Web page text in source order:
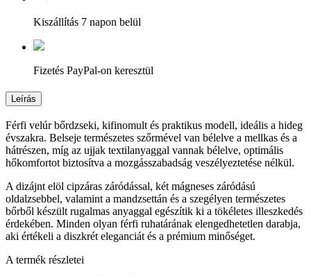
Kiszállítás 7 napon belül
Fizetés PayPal-on keresztül
Leírás
Férfi velúr bőrdzseki, kifinomult és praktikus modell, ideális a hideg
évszakra. Belseje természetes szőrmével van bélelve a mellkas és a
hátrészen, míg az ujjak textilanyaggal vannak bélelve, optimális
hőkomfortot biztosítva a mozgásszabadság veszélyeztetése nélkül.
A dizájnt elöl cipzáras záródással, két mágneses záródású
oldalzsebbel, valamint a mandzsettán és a szegélyen természetes
bőrből készült rugalmas anyaggal egészítik ki a tökéletes illeszkedés
érdekében. Minden olyan férfi ruhatárának elengedhetetlen darabja,
aki értékeli a diszkrét eleganciát és a prémium minőséget.
A termék részletei